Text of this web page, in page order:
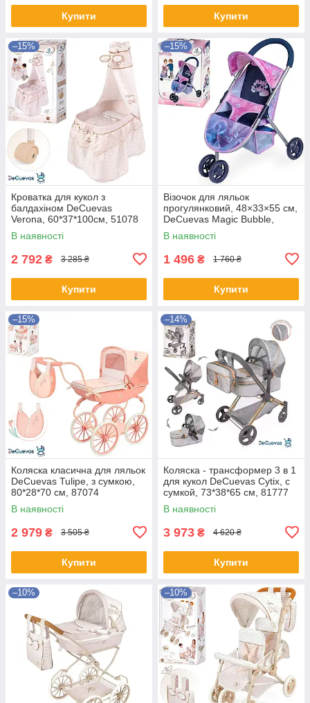
Купити Купити
–15%
Кроватка для кукол з
балдахіном DeCuevas
Verona, 60*37*100см, 51078
В наявності
2 792 ₴ 3 285 ₴
Купити
–15%
Візочок для ляльок
прогулянковий, 48×33×55 см,
DeCuevas Magic Bubble,
90276
В наявності
1 496 ₴ 1 760 ₴
Купити
–15%
Коляска класична для ляльок
DeCuevas Tulipe, з сумкою,
80*28*70 см, 87074
В наявності
2 979 ₴ 3 505 ₴
Купити
–14%
Коляска - трансформер 3 в 1
для кукол DeCuevas Cytix, с
сумкой, 73*38*65 см, 81777
В наявності
3 973 ₴ 4 620 ₴
Купити
–10% –10%